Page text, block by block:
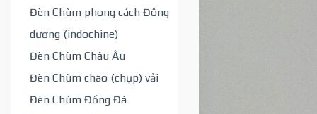
Đèn Chùm phong cách Đông
dương (indochine)
Đèn Chùm Châu Âu
Đèn Chùm chao (chụp) vải
Đèn Chùm Đồng Đá